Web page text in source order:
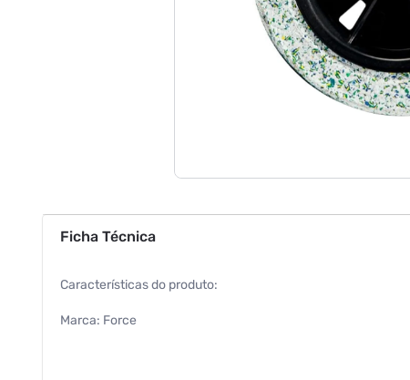
Ficha Técnica
Características do produto:
Marca: Force